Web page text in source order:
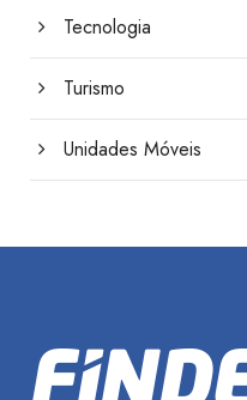
Tecnologia
Turismo
Unidades Móveis